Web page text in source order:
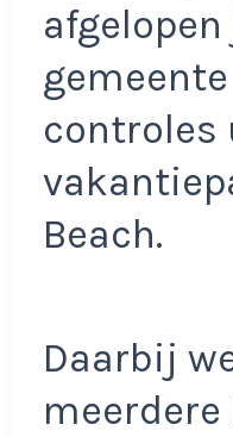
controles
Beach.
Daarbij
meerdere